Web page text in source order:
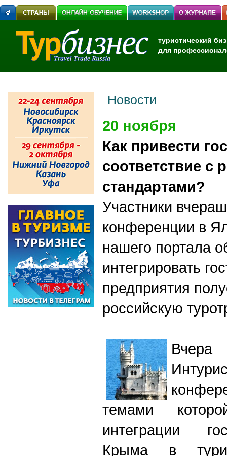
туристический
для
Новости
20 ноября
Как привести
соответствие с
стандартами?
Участники
конференции в
нашего портала
интегрировать
предприятия
российскую
темами
интеграции
Крыма в